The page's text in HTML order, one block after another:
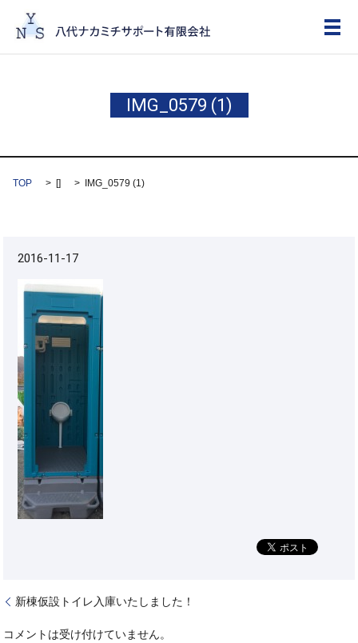
メ
IMG_0579 (1)
TOP [] IMG_0579 (1)
2016-11-17
新棟仮設トイレ入庫いたしました！
コメントは受け付けていません。